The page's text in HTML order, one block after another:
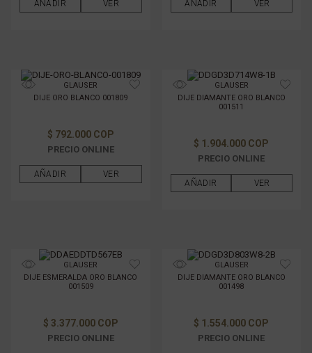
AÑADIR VER AÑADIR VER
GLAUSER
DIJE ORO BLANCO 001809
$ 792.000 COP
PRECIO ONLINE
AÑADIR VER
GLAUSER
DIJE DIAMANTE ORO BLANCO
001511
$ 1.904.000 COP
PRECIO ONLINE
AÑADIR VER
GLAUSER
DIJE ESMERALDA ORO BLANCO
001509
$ 3.377.000 COP
PRECIO ONLINE
GLAUSER
DIJE DIAMANTE ORO BLANCO
001498
$ 1.554.000 COP
PRECIO ONLINE